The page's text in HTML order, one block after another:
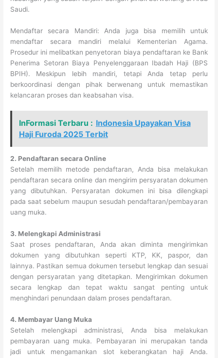
Saudi.
Mendaftar secara Mandiri: Anda juga bisa memilih untuk
mendaftar secara mandiri melalui Kementerian Agama.
Prosedur ini melibatkan penyetoran biaya pendaftaran ke Bank
Penerima Setoran Biaya Penyelenggaraan Ibadah Haji (BPS
BPIH). Meskipun lebih mandiri, tetapi Anda tetap perlu
berkoordinasi dengan pihak berwenang untuk memastikan
kelancaran proses dan keabsahan visa.
InFormasi Terbaru : Indonesia Upayakan Visa
Haji Furoda 2025 Terbit
2. Pendaftaran secara Online
Setelah memilih metode pendaftaran, Anda bisa melakukan
pendaftaran secara online dan mengirim persyaratan dokumen
yang dibutuhkan. Persyaratan dokumen ini bisa dilengkapi
pada saat sebelum maupun sesudah pendaftaran/pembayaran
uang muka.
3. Melengkapi Administrasi
Saat proses pendaftaran, Anda akan diminta mengirimkan
dokumen yang dibutuhkan seperti KTP, KK, paspor, dan
lainnya. Pastikan semua dokumen tersebut lengkap dan sesuai
dengan persyaratan yang ditetapkan. Mengirimkan dokumen
secara lengkap dan tepat waktu sangat penting untuk
menghindari penundaan dalam proses pendaftaran.
4. Membayar Uang Muka
Setelah melengkapi administrasi, Anda bisa melakukan
pembayaran uang muka. Pembayaran ini merupakan tanda
jadi untuk mengamankan slot keberangkatan haji Anda.